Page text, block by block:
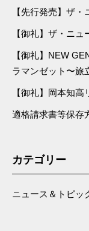
【先行発売】ザ
【御礼】ザ・ニ
【御礼】NEW
ラマンゼット〜旅
【御礼】岡本知
適格請求書等保
カテゴリー
ニュース＆トピッ